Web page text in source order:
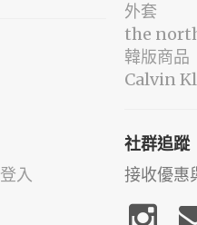
外套
the
韓版商品
Calvin
登入
社群追蹤
接收優惠